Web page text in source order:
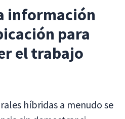
información
para
el trabajo
híbridas a menudo se